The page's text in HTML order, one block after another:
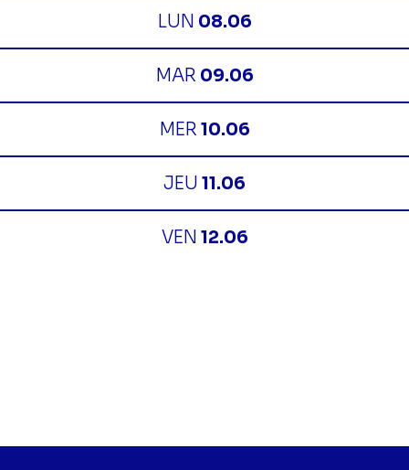
LUN 08.06
MAR 09.06
MER 10.06
JEU 11.06
VEN 12.06